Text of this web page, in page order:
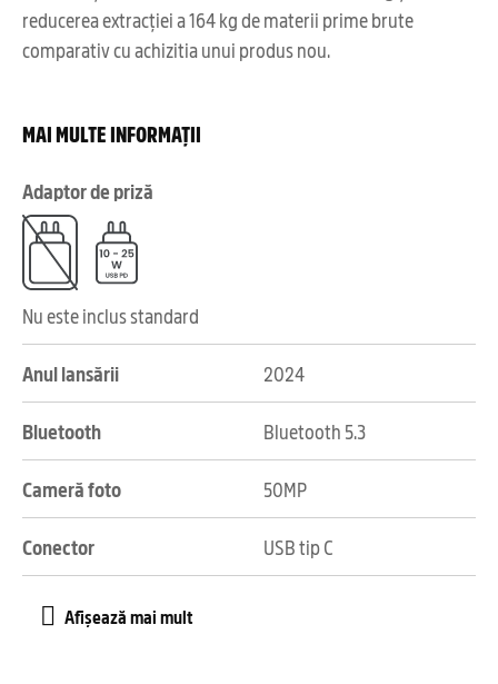
reducerea extracției a 164 kg de materii prime brute
comparativ cu achizitia unui produs nou.
MAI MULTE INFORMAȚII
Adaptor de priză
Nu este inclus standard
Anul lansării 2024
Bluetooth Bluetooth 5.3
Cameră foto 50MP
Conector USB tip C